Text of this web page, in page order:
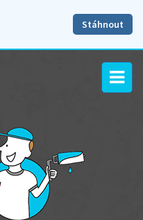
Stáhnout